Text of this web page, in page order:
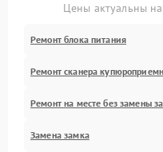
Цены актуальны
Ремонт блока питания
Ремонт сканера
Ремонт на месте без замены
Замена замка